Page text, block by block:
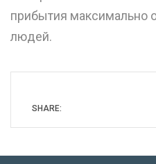
прибытия максимально
людей.
SHARE: